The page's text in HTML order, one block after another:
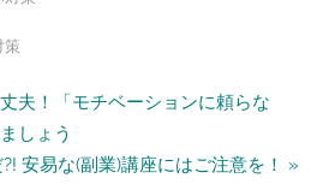
策
夫！「モチベーションに頼らな
しょう
安易な(副業)講座にはご注意を！